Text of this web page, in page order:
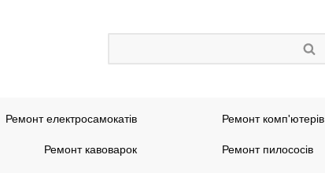
Ремонт електросамокатів Ремонт комп'ютерів
Ремонт кавоварок Ремонт пилососів